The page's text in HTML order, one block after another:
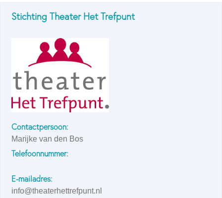
Stichting Theater Het Trefpunt
Contactpersoon:
Marijke van den Bos
Telefoonnummer:
E-mailadres:
info@theaterhettrefpunt.nl